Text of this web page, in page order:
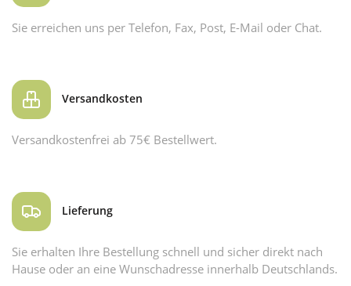
Sie erreichen uns per Telefon, Fax, Post, E-Mail oder Chat.
Versandkosten
Versandkostenfrei ab 75€ Bestellwert.
Lieferung
Sie erhalten Ihre Bestellung schnell und sicher direkt nach
Hause oder an eine Wunschadresse innerhalb Deutschlands.